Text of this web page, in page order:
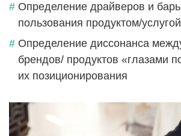
Определение драйверов и
пользования продуктом/услугой
Определение диссонанса
брендов/ продуктов «глазами
их позиционирования